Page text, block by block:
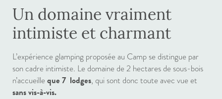
Un domaine vraiment
intimiste et charmant
L’expérience glamping proposée au Camp se distingue par
son cadre intimiste. Le domaine de 2 hectares de sous-bois
n’accueille que 7 lodges, qui sont donc toute avec vue et
sans vis-à-vis.